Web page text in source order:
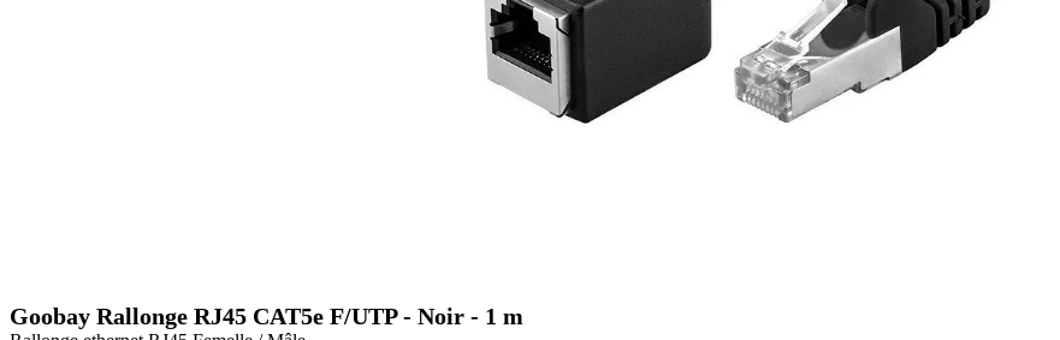
Goobay Rallonge RJ45 CAT5e F/UTP - Noir - 1 m